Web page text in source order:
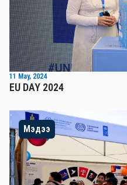
11 May, 2024
EU DAY 2024
Мэдээ